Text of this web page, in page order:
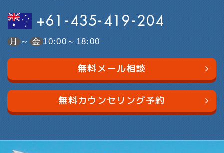
+61-435-419-204
月 ～ 金 10:00～18:00
無料メール相談
無料カウンセリング予約